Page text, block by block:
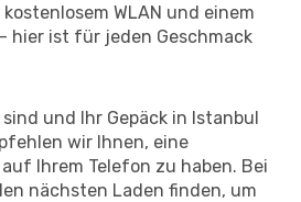
WLAN und einem
hier ist für jeden Geschmack
und Ihr Gepäck in Istanbul
wir Ihnen, eine
Ihrem Telefon zu haben. Bei
nächsten Laden finden, um